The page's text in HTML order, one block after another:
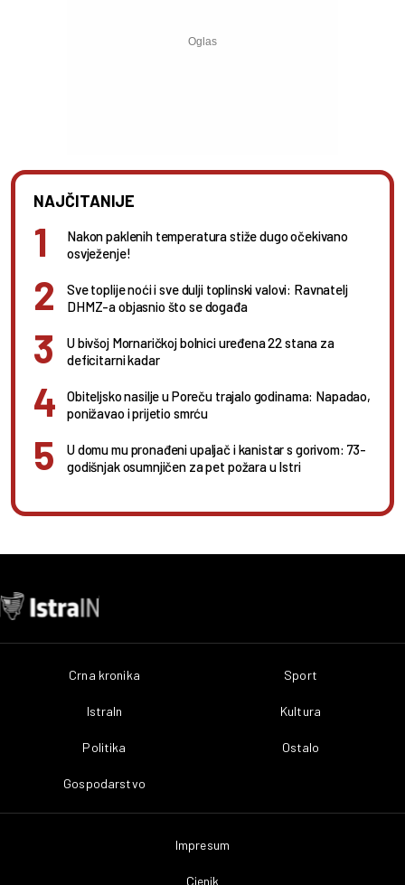
NAJČITANIJE
Nakon paklenih temperatura stiže dugo očekivano
osvježenje!
Sve toplije noći i sve dulji toplinski valovi: Ravnatelj
DHMZ-a objasnio što se događa
U bivšoj Mornaričkoj bolnici uređena 22 stana za
deficitarni kadar
Obiteljsko nasilje u Poreču trajalo godinama: Napadao,
ponižavao i prijetio smrću
U domu mu pronađeni upaljač i kanistar s gorivom: 73-
godišnjak osumnjičen za pet požara u Istri
Crna kronika
IstraIn
Politika
Gospodarstvo
Sport
Kultura
Ostalo
Impresum
Cjenik